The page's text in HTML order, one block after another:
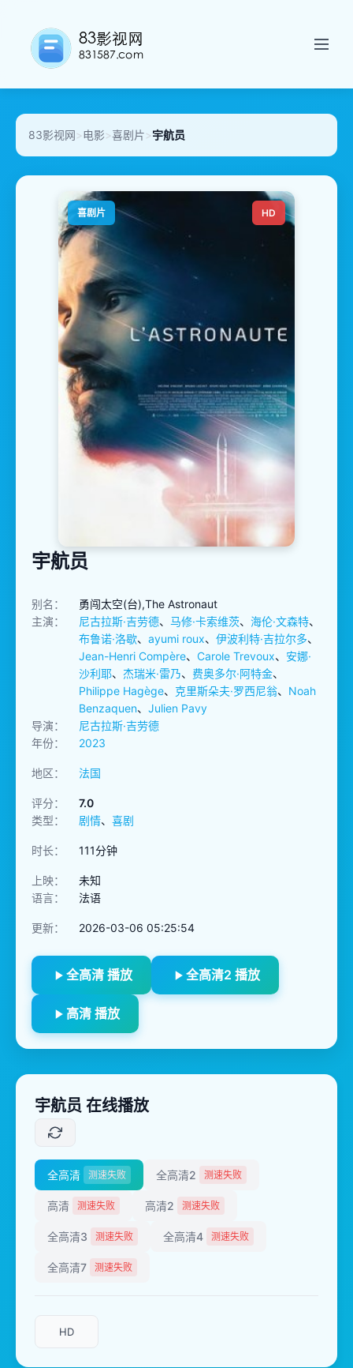
83影视网>电影>喜剧片>宇航员
喜剧片 HD
宇航员
别名：
勇闯太空(台),The Astronaut
主演：
尼古拉斯·吉劳德、 马修·卡索维茨、 海伦·文森特、
布鲁诺·洛歇、 ayumi roux、 伊波利特·吉拉尔多、
Jean-Henri Compère、 Carole Trevoux、 安娜·
沙利耶、 杰瑞米·雷乃、 费奥多尔·阿特金、
Philippe Hagège、 克里斯朵夫·罗西尼翁、 Noah
Benzaquen、 Julien Pavy
导演：
尼古拉斯·吉劳德
年份：
2023
地区： 法国
评分：
7.0
类型：
剧情、 喜剧
时长： 111分钟
上映：
未知
语言：
法语
更新： 2026-03-06 05:25:54
全高清 播放 全高清2 播放
高清 播放
宇航员 在线播放
全高清 测速失败 全高清2 测速失败
高清 测速失败 高清2 测速失败
全高清3 测速失败 全高清4 测速失败
全高清7 测速失败
HD